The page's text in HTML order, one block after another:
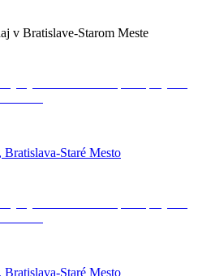
v Bratislave-Starom Meste
Staré Mesto
Staré Mesto